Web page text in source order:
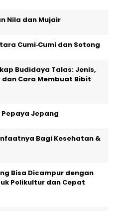
Nila dan Mujair
Cumi‑Cumi dan Sotong
Budidaya Talas: Jenis,
dan Cara Membuat Bibit
Jepang
Bagi Kesehatan &
Bisa Dicampur dengan
Polikultur dan Cepat